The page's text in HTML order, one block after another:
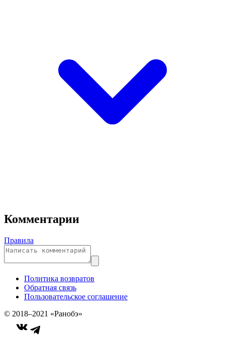
Комментарии
Правила
Политика возвратов
Обратная связь
Пользовательское соглашение
© 2018–2021 «Ранобэ»